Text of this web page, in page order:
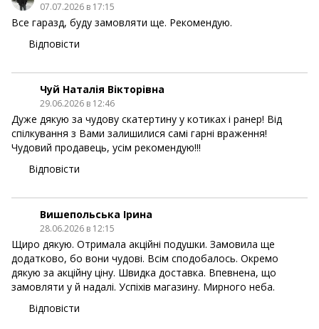
07.07.2026 в 17:15
Все гаразд, буду замовляти ще. Рекомендую.
Відповісти
Чуй Наталія Вікторівна
29.06.2026 в 12:46
Дуже дякую за чудову скатертину у котиках і ранер! Від
спілкування з Вами залишилися самі гарні враження!
Чудовий продавець, усім рекомендую!!!
Відповісти
Вишепольська Ірина
28.06.2026 в 12:15
Щиро дякую. Отримала акційні подушки. Замовила ще
додатково, бо вони чудові. Всім сподобалось. Окремо
дякую за акційну ціну. Швидка доставка. Впевнена, що
замовляти у й надалі. Успіхів магазину. Мирного неба.
Відповісти